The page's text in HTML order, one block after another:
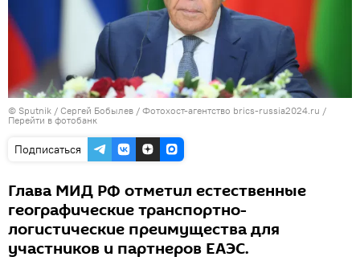
© Sputnik / Сергей Бобылев / Фотохост-агентство brics-russia2024.ru /
Перейти в фотобанк
Подписаться
Глава МИД РФ отметил естественные
географические транспортно-
логистические преимущества для
участников и партнеров ЕАЭС.